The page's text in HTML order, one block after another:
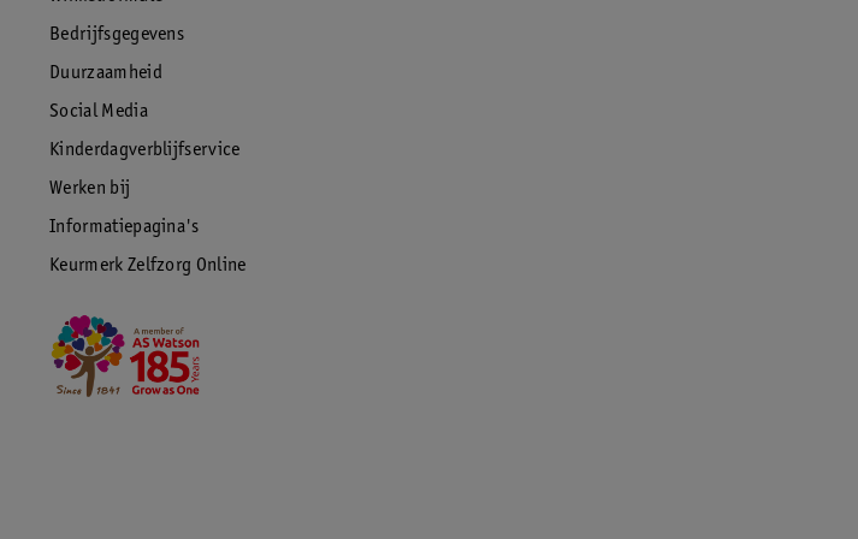
Bedrijfsgegevens
Duurzaamheid
Social Media
Kinderdagverblijfservice
Werken bij
Informatiepagina's
Keurmerk Zelfzorg Online